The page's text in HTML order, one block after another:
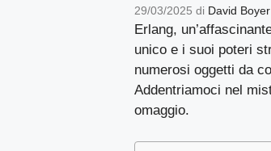
29/03/2025 di David Boyer
Erlang,
unico e i suoi poteri
numerosi oggetti da
Addentriamoci nel
omaggio.